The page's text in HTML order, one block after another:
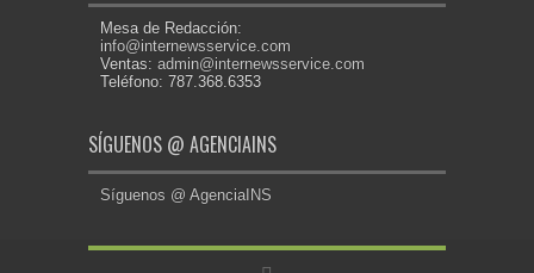
Mesa de Redacción:
info@internewsservice.com
Ventas: admin@internewsservice.com
Teléfono: 787.368.6353
SÍGUENOS @ AGENCIAINS
Síguenos @ AgenciaINS